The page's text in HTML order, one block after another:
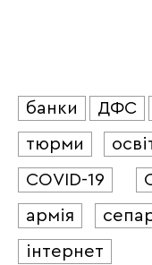
банки ДФС
тюрми
COVID-19
армія
інтернет